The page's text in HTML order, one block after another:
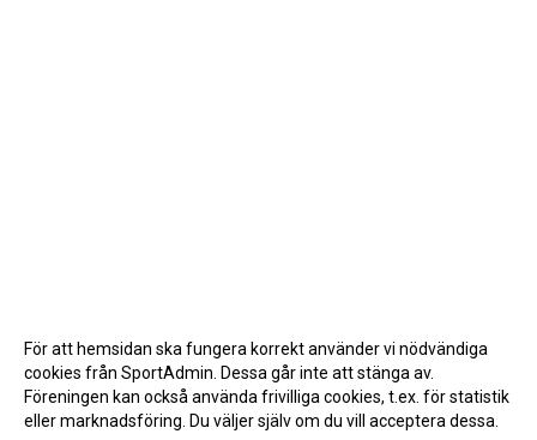
För att hemsidan ska fungera korrekt använder vi nödvändiga
cookies från SportAdmin. Dessa går inte att stänga av.
Föreningen kan också använda frivilliga cookies, t.ex. för statistik
eller marknadsföring. Du väljer själv om du vill acceptera dessa.